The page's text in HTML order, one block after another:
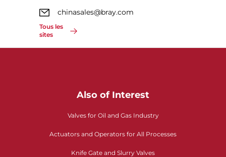
chinasales@bray.com
Tous les
sites
Also of Interest
Valves for Oil and Gas Industry
Actuators and Operators for All Processes
Knife Gate and Slurry Valves